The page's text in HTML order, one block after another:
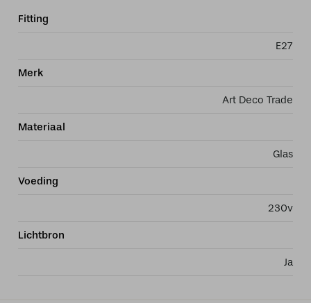
Fitting
E27
Merk
Art Deco Trade
Materiaal
Glas
Voeding
230v
Lichtbron
Ja